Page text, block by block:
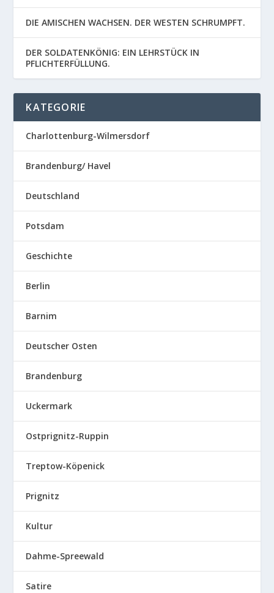
DIE AMISCHEN WACHSEN. DER WESTEN SCHRUMPFT.
DER SOLDATENKÖNIG: EIN LEHRSTÜCK IN
PFLICHTERFÜLLUNG.
KATEGORIE
Charlottenburg-Wilmersdorf
Brandenburg/ Havel
Deutschland
Potsdam
Geschichte
Berlin
Barnim
Deutscher Osten
Brandenburg
Uckermark
Ostprignitz-Ruppin
Treptow-Köpenick
Prignitz
Kultur
Dahme-Spreewald
Satire